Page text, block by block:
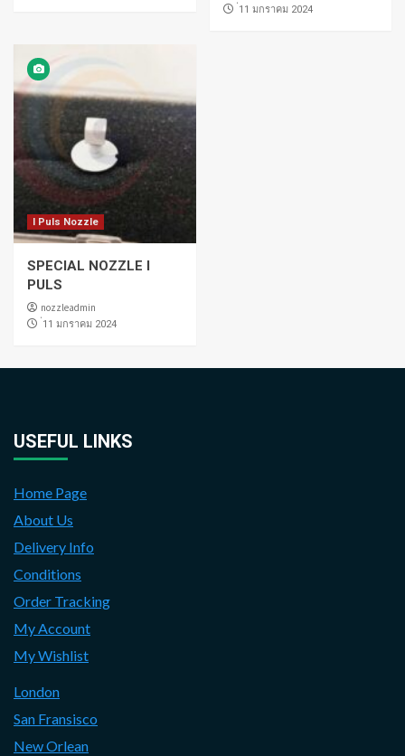
่11 มกราคม 2024
I Puls Nozzle
SPECIAL NOZZLE I
PULS
nozzleadmin
่11 มกราคม 2024
USEFUL LINKS
Home Page
About Us
Delivery Info
Conditions
Order Tracking
My Account
My Wishlist
London
San Fransisco
New Orlean